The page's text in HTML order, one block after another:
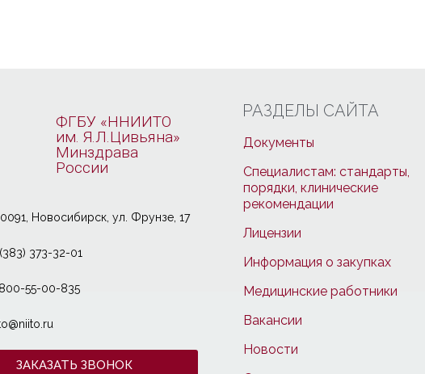
ФГБУ «ННИИТО
им. Я.Л.Цивьяна»
Минздрава
России
Новосибирcк, ул. Фрунзе, 17
373-32-01
55-00-835
ЗАКАЗАТЬ ЗВОНОК
РАЗДЕЛЫ САЙТА
Документы
Специалистам: стандарты,
порядки, клинические
рекомендации
Лицензии
Информация о закупках
Медицинские работники
Вакансии
Новости